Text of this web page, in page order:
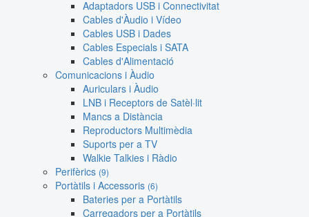
Adaptadors USB i Connectivitat
Cables d'Àudio i Vídeo
Cables USB i Dades
Cables Especials i SATA
Cables d'Alimentació
Comunicacions i Àudio
Auriculars i Àudio
LNB i Receptors de Satèl·lit
Mancs a Distància
Reproductors Multimèdia
Suports per a TV
Walkie Talkies i Ràdio
Perifèrics (9)
Portàtils i Accessoris (6)
Bateries per a Portàtils
Carregadors per a Portàtils